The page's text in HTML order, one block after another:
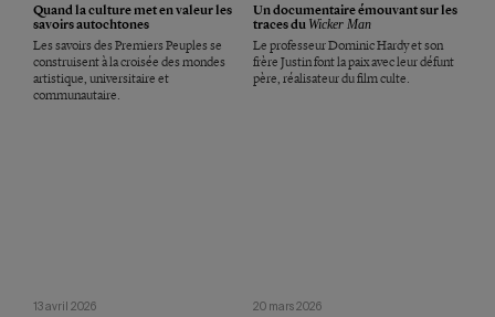
Quand la culture met en valeur les
savoirs autochtones
Les savoirs des Premiers Peuples se
construisent à la croisée des mondes
artistique, universitaire et
communautaire.
Un documentaire émouvant sur les
traces du Wicker Man
Le professeur Dominic Hardy et son
frère Justin font la paix avec leur défunt
père, réalisateur du film culte.
13 avril 2026 20 mars 2026